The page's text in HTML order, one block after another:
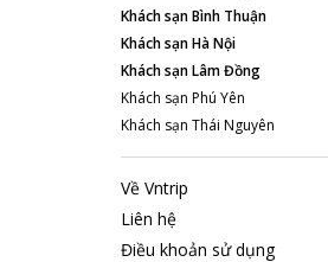
Khách sạnBình Thuận
Khách sạnHà Nội
Khách sạnLâm Đồng
Khách sạn Phú Yên
Khách sạn Thái Nguyên
Về Vntrip
Liên hệ
Điều khoản sử dụng